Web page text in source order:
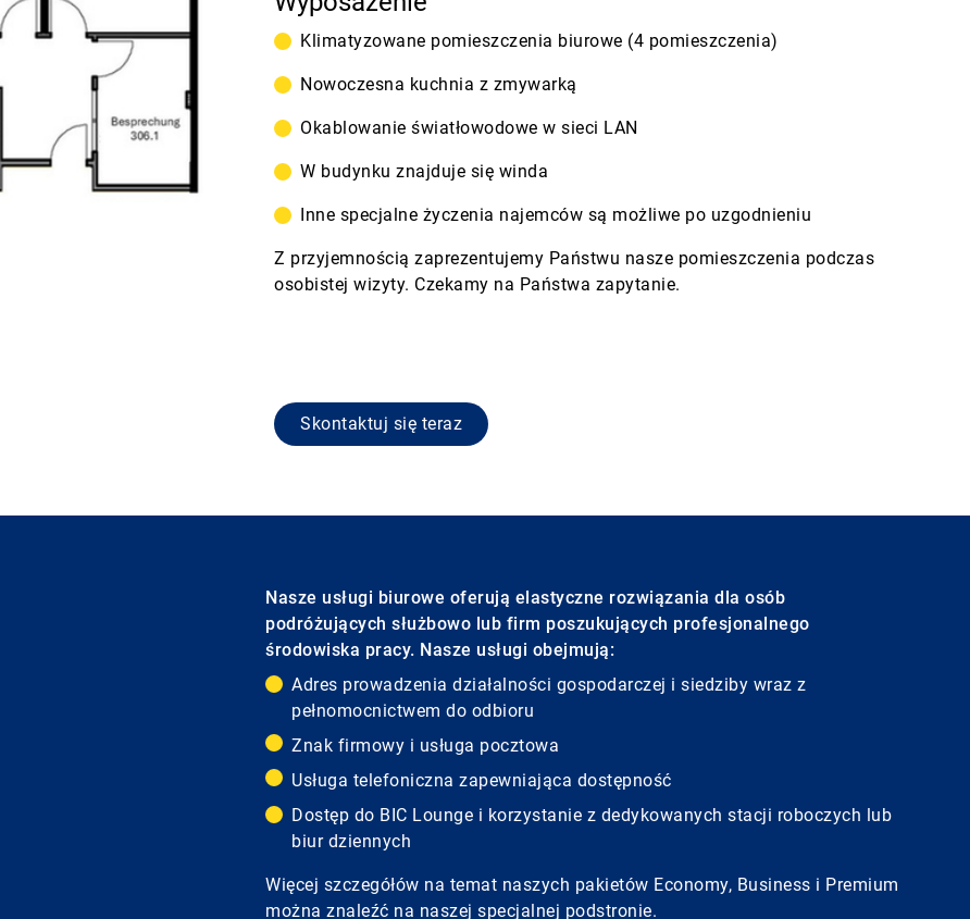
Klimatyzowane pomieszczenia biurowe (4 pomieszczenia)
Nowoczesna kuchnia z zmywarką
Okablowanie światłowodowe w sieci LAN
W budynku znajduje się winda
Inne specjalne życzenia najemców są możliwe po uzgodnieniu
Z przyjemnością zaprezentujemy Państwu nasze pomieszczenia podczas
osobistej wizyty. Czekamy na Państwa zapytanie.
Skontaktuj się teraz
Nasze usługi biurowe oferują elastyczne rozwiązania dla osób
podróżujących służbowo lub firm poszukujących profesjonalnego
środowiska pracy. Nasze usługi obejmują:
Adres prowadzenia działalności gospodarczej i siedziby wraz z
pełnomocnictwem do odbioru
Znak firmowy i usługa pocztowa
Usługa telefoniczna zapewniająca dostępność
Dostęp do BIC Lounge i korzystanie z dedykowanych stacji roboczych lub
biur dziennych
Więcej szczegółów na temat naszych pakietów Economy, Business i Premium
można znaleźć na naszej specjalnej podstronie.